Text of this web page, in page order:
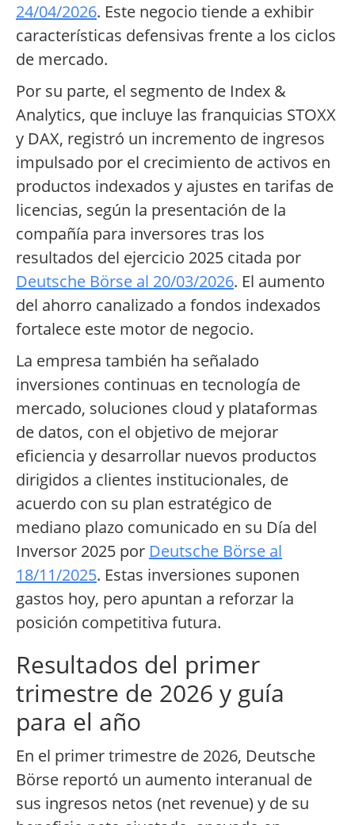
24/04/2026. Este negocio tiende a exhibir
características defensivas frente a los ciclos
de mercado.
Por su parte, el segmento de Index &
Analytics, que incluye las franquicias STOXX
y DAX, registró un incremento de ingresos
impulsado por el crecimiento de activos en
productos indexados y ajustes en tarifas de
licencias, según la presentación de la
compañía para inversores tras los
resultados del ejercicio 2025 citada por
Deutsche Börse al 20/03/2026. El aumento
del ahorro canalizado a fondos indexados
fortalece este motor de negocio.
La empresa también ha señalado
inversiones continuas en tecnología de
mercado, soluciones cloud y plataformas
de datos, con el objetivo de mejorar
eficiencia y desarrollar nuevos productos
dirigidos a clientes institucionales, de
acuerdo con su plan estratégico de
mediano plazo comunicado en su Día del
Inversor 2025 por Deutsche Börse al
18/11/2025. Estas inversiones suponen
gastos hoy, pero apuntan a reforzar la
posición competitiva futura.
Resultados del primer
trimestre de 2026 y guía
para el año
En el primer trimestre de 2026, Deutsche
Börse reportó un aumento interanual de
sus ingresos netos (net revenue) y de su